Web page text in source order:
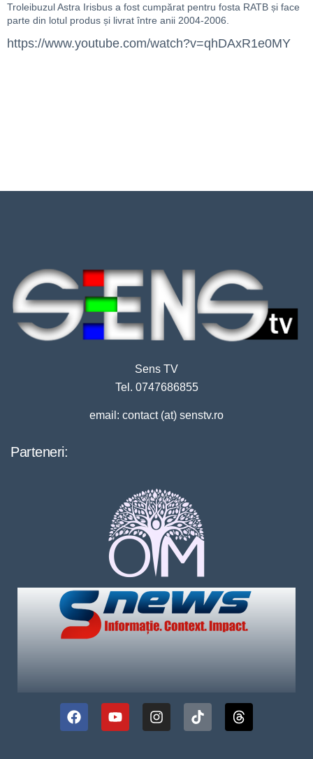
Troleibuzul Astra Irisbus a fost cumpărat pentru fosta RATB și face
parte din lotul produs și livrat între anii 2004-2006.
https://www.youtube.com/watch?v=qhDAxR1e0MY
Sens TV
Tel. 0747686855
email: contact (at) senstv.ro
Parteneri: